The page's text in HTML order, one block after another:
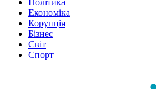
Політика
Економіка
Корупція
Бізнес
Світ
Спорт